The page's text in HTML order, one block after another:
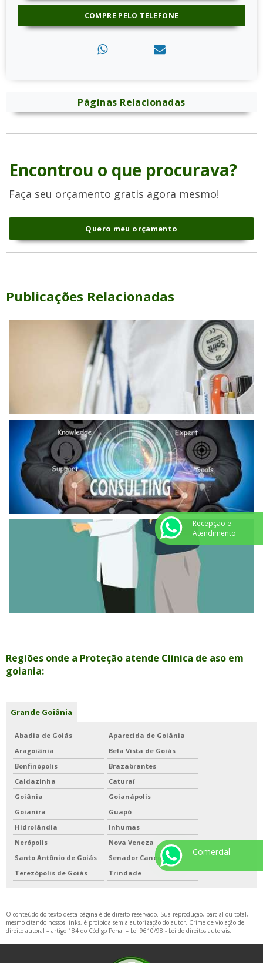
COMPRE PELO TELEFONE
Páginas Relacionadas
Encontrou o que procurava?
Faça seu orçamento gratis agora mesmo!
Quero meu orçamento
Publicações Relacionadas
Regiões onde a Proteção atende Clinica de aso em
goiania:
Grande Goiânia
Abadia de Goiás
Aparecida de Goiânia
Aragoiânia
Bela Vista de Goiás
Bonfinópolis
Brazabrantes
Caldazinha
Caturaí
Goiânia
Goianápolis
Goianira
Guapó
Hidrolândia
Inhumas
Nerópolis
Nova Veneza
Santo Antônio de Goiás
Senador Canedo
Terezópolis de Goiás
Trindade
O conteúdo do texto desta página é de direito reservado. Sua reprodução, parcial ou total,
mesmo citando nossos links, é proibida sem a autorização do autor. Crime de violação de
direito autoral – artigo 184 do Código Penal – Lei 9610/98 - Lei de direitos autorais.
Comercial
Recepção e
Atendimento